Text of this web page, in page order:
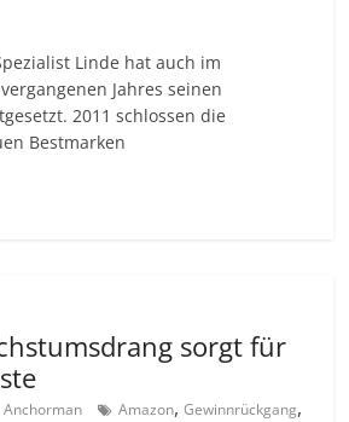
Linde hat auch im
Jahres seinen
2011 schlossen die
Bestmarken
sorgt für
Anchorman Amazon,Gewinnrückgang,